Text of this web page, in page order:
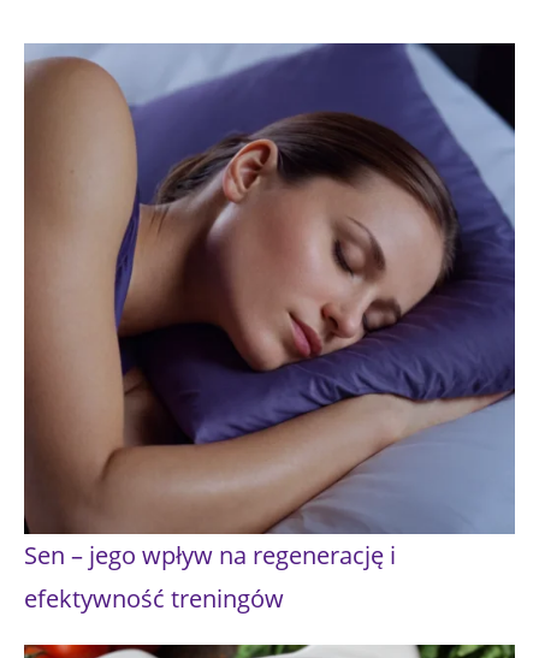
Sen – jego wpływ na regenerację i
efektywność treningów